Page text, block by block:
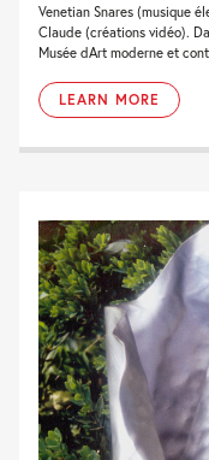
Venetian Snares (musique
Claude (créations vidéo).
Musée dArt moderne et
LEARN MORE